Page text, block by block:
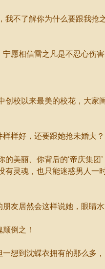
不了解你为什么要跟我抢
相信雷之凡是不忍心伤害
以来最美的校花，大家闺
样好，还要跟她抢未婚夫？
丽、你背后的‘帝庆集团
有灵魂，也只能迷惑男人
居然会这样说她，眼睛水
倒之！
到沈蝶衣拥有的那么多，